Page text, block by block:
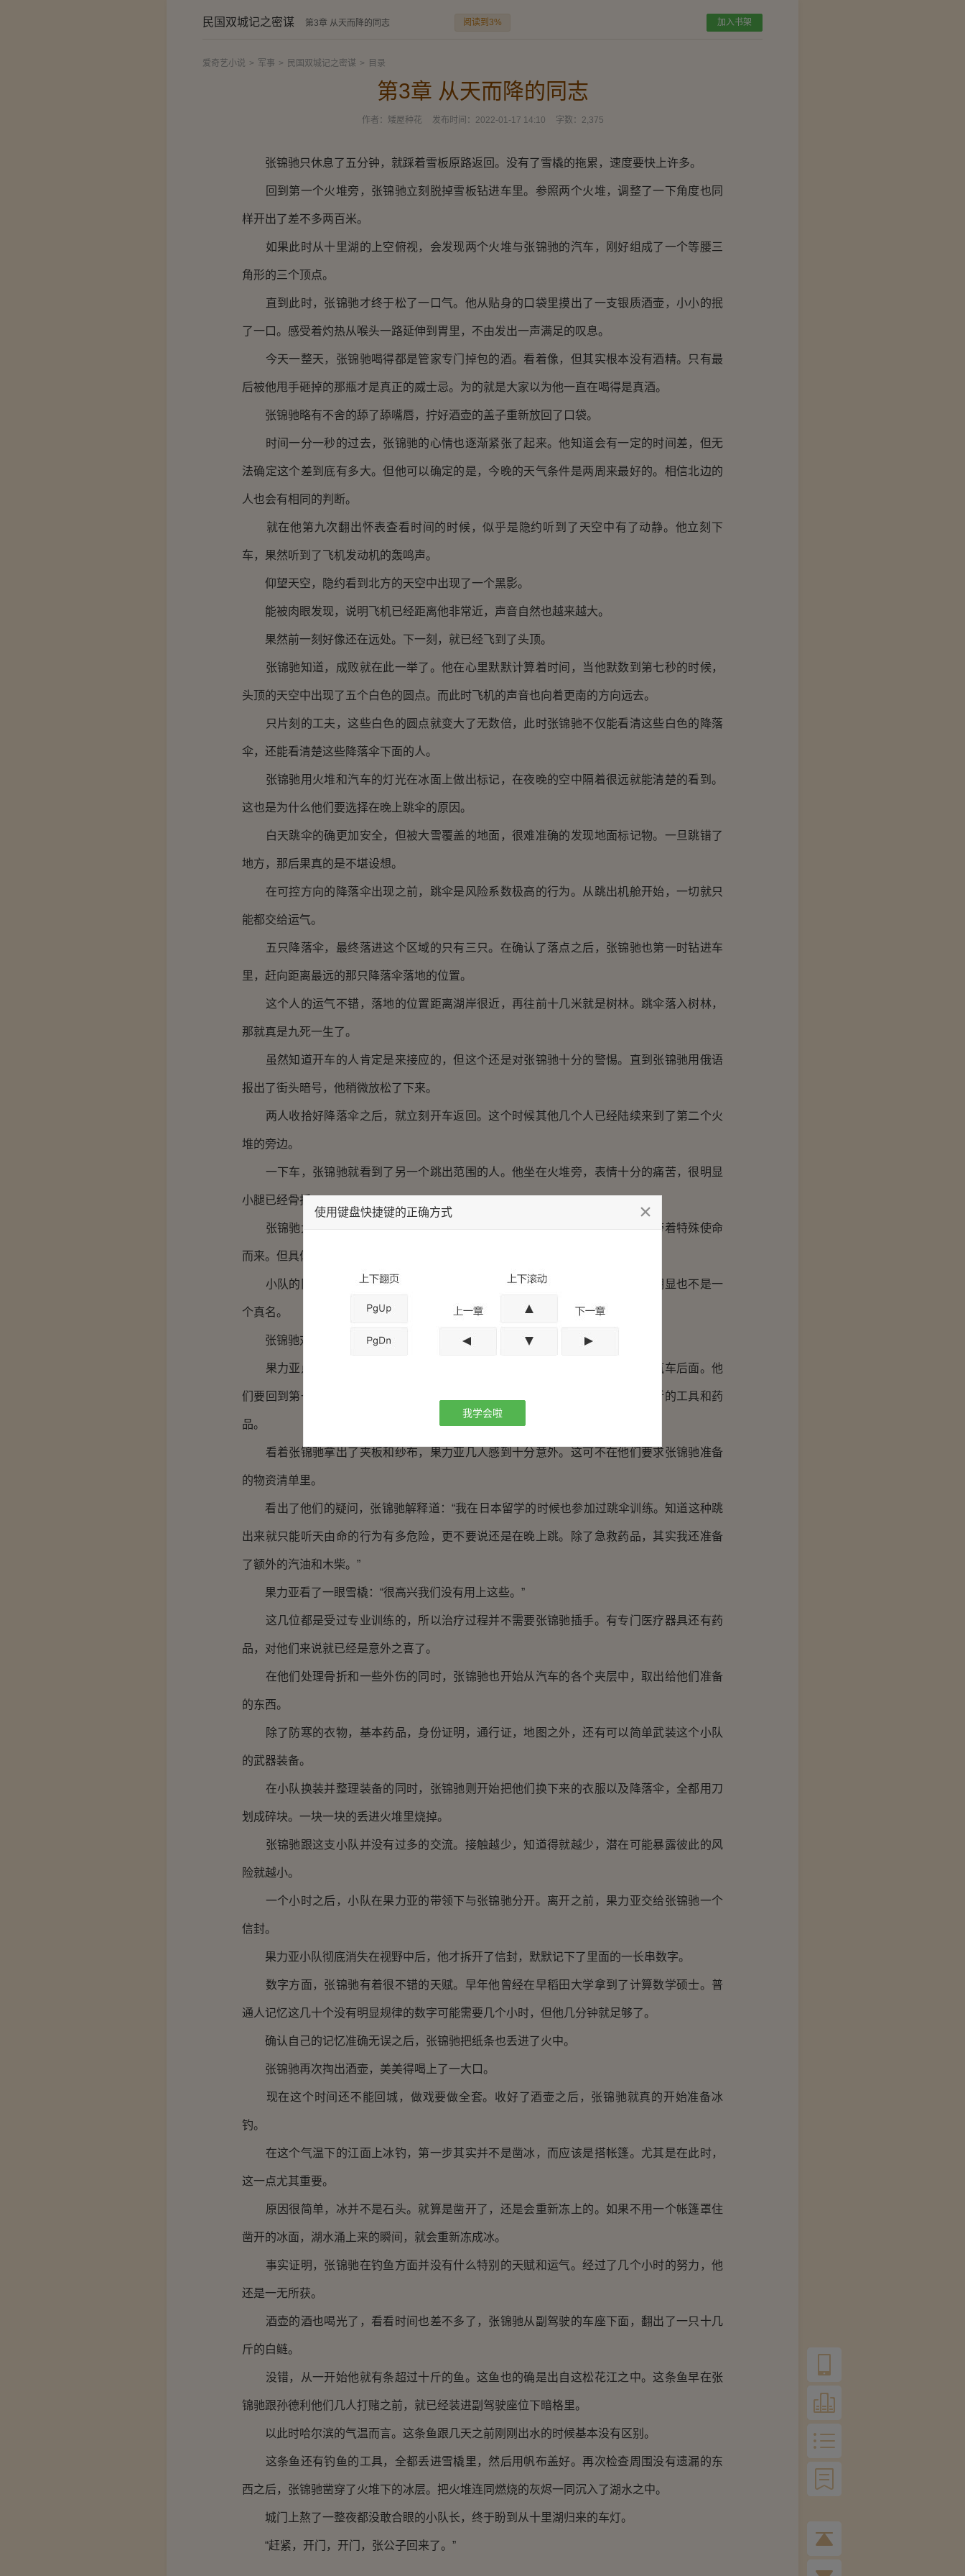
民国双城记之密谋 第3章 从天而降的同志 阅读到3% 加入书架
爱奇艺小说 > 军事 > 民国双城记之密谋 > 目录
第3章 从天而降的同志
作者： 矮屋种花 发布时间： 2022-01-17 14:10 字数： 2,375
张锦驰只休息了五分钟，就踩着雪板原路返回。没有了雪橇的拖累，速度要快上许多。
回到第一个火堆旁，张锦驰立刻脱掉雪板钻进车里。参照两个火堆，调整了一下角度也同
样开出了差不多两百米。
如果此时从十里湖的上空俯视，会发现两个火堆与张锦驰的汽车，刚好组成了一个等腰三
角形的三个顶点。
直到此时，张锦驰才终于松了一口气。他从贴身的口袋里摸出了一支银质酒壶，小小的抿
了一口。感受着灼热从喉头一路延伸到胃里，不由发出一声满足的叹息。
今天一整天，张锦驰喝得都是管家专门掉包的酒。看着像，但其实根本没有酒精。只有最
后被他甩手砸掉的那瓶才是真正的威士忌。为的就是大家以为他一直在喝得是真酒。
张锦驰略有不舍的舔了舔嘴唇，拧好酒壶的盖子重新放回了口袋。
时间一分一秒的过去，张锦驰的心情也逐渐紧张了起来。他知道会有一定的时间差，但无
法确定这个差到底有多大。但他可以确定的是，今晚的天气条件是两周来最好的。相信北边的
人也会有相同的判断。
就在他第九次翻出怀表查看时间的时候，似乎是隐约听到了天空中有了动静。他立刻下
车，果然听到了飞机发动机的轰鸣声。
仰望天空，隐约看到北方的天空中出现了一个黑影。
能被肉眼发现，说明飞机已经距离他非常近，声音自然也越来越大。
果然前一刻好像还在远处。下一刻，就已经飞到了头顶。
张锦驰知道，成败就在此一举了。他在心里默默计算着时间，当他默数到第七秒的时候，
头顶的天空中出现了五个白色的圆点。而此时飞机的声音也向着更南的方向远去。
只片刻的工夫，这些白色的圆点就变大了无数倍，此时张锦驰不仅能看清这些白色的降落
伞，还能看清楚这些降落伞下面的人。
张锦驰用火堆和汽车的灯光在冰面上做出标记，在夜晚的空中隔着很远就能清楚的看到。
这也是为什么他们要选择在晚上跳伞的原因。
白天跳伞的确更加安全，但被大雪覆盖的地面，很难准确的发现地面标记物。一旦跳错了
地方，那后果真的是不堪设想。
在可控方向的降落伞出现之前，跳伞是风险系数极高的行为。从跳出机舱开始，一切就只
能都交给运气。
五只降落伞，最终落进这个区域的只有三只。在确认了落点之后，张锦驰也第一时钻进车
里，赶向距离最远的那只降落伞落地的位置。
这个人的运气不错，落地的位置距离湖岸很近，再往前十几米就是树林。跳伞落入树林，
那就真是九死一生了。
虽然知道开车的人肯定是来接应的，但这个还是对张锦驰十分的警惕。直到张锦驰用俄语
报出了街头暗号，他稍微放松了下来。
两人收拾好降落伞之后，就立刻开车返回。这个时候其他几个人已经陆续来到了第二个火
堆的旁边。
一下车，张锦驰就看到了另一个跳出范围的人。他坐在火堆旁，表情十分的痛苦，很明显
小腿已经骨折。
张锦驰大费周章准备了这么多，就是为了接应这支北面来的小队。这支队伍带着特殊使命
而来。但具体任务张锦驰不会问，他们当然也不会说。
小队的队长，就是刚刚被张锦驰接回来的那个叫果力亚的男人。这个名字很明显也不是一
个真名。
张锦驰对果力亚说：“天亮之前，这里都还算是安全的。先处理他的骨折。”
果力亚点头，立刻喊几人把受伤的人放进雪橇里。同时也把雪橇重新绑在了汽车后面。他
们要回到第一个火堆旁，刚刚卸下的东西都丢在那里，其中也包括了能够处理骨折的工具和药
品。
看着张锦驰拿出了夹板和纱布，果力亚几人感到十分意外。这可不在他们要求张锦驰准备
的物资清单里。
看出了他们的疑问，张锦驰解释道：“我在日本留学的时候也参加过跳伞训练。知道这种跳
出来就只能听天由命的行为有多危险，更不要说还是在晚上跳。除了急救药品，其实我还准备
了额外的汽油和木柴。”
果力亚看了一眼雪橇：“很高兴我们没有用上这些。”
这几位都是受过专业训练的，所以治疗过程并不需要张锦驰插手。有专门医疗器具还有药
品，对他们来说就已经是意外之喜了。
在他们处理骨折和一些外伤的同时，张锦驰也开始从汽车的各个夹层中，取出给他们准备
的东西。
除了防寒的衣物，基本药品，身份证明，通行证，地图之外，还有可以简单武装这个小队
的武器装备。
在小队换装并整理装备的同时，张锦驰则开始把他们换下来的衣服以及降落伞，全都用刀
划成碎块。一块一块的丢进火堆里烧掉。
张锦驰跟这支小队并没有过多的交流。接触越少，知道得就越少，潜在可能暴露彼此的风
险就越小。
一个小时之后，小队在果力亚的带领下与张锦驰分开。离开之前，果力亚交给张锦驰一个
信封。
果力亚小队彻底消失在视野中后，他才拆开了信封，默默记下了里面的一长串数字。
数字方面，张锦驰有着很不错的天赋。早年他曾经在早稻田大学拿到了计算数学硕士。普
通人记忆这几十个没有明显规律的数字可能需要几个小时，但他几分钟就足够了。
确认自己的记忆准确无误之后，张锦驰把纸条也丢进了火中。
张锦驰再次掏出酒壶，美美得喝上了一大口。
现在这个时间还不能回城，做戏要做全套。收好了酒壶之后，张锦驰就真的开始准备冰
钓。
在这个气温下的江面上冰钓，第一步其实并不是凿冰，而应该是搭帐篷。尤其是在此时，
这一点尤其重要。
原因很简单，冰并不是石头。就算是凿开了，还是会重新冻上的。如果不用一个帐篷罩住
凿开的冰面，湖水涌上来的瞬间，就会重新冻成冰。
事实证明，张锦驰在钓鱼方面并没有什么特别的天赋和运气。经过了几个小时的努力，他
还是一无所获。
酒壶的酒也喝光了，看看时间也差不多了，张锦驰从副驾驶的车座下面，翻出了一只十几
斤的白鲢。
没错，从一开始他就有条超过十斤的鱼。这鱼也的确是出自这松花江之中。这条鱼早在张
锦驰跟孙德利他们几人打赌之前，就已经装进副驾驶座位下暗格里。
以此时哈尔滨的气温而言。这条鱼跟几天之前刚刚出水的时候基本没有区别。
这条鱼还有钓鱼的工具，全都丢进雪橇里，然后用帆布盖好。再次检查周围没有遗漏的东
西之后，张锦驰凿穿了火堆下的冰层。把火堆连同燃烧的灰烬一同沉入了湖水之中。
城门上熬了一整夜都没敢合眼的小队长，终于盼到从十里湖归来的车灯。
“赶紧，开门，开门，张公子回来了。”
使用键盘快捷键的正确方式
我学会啦